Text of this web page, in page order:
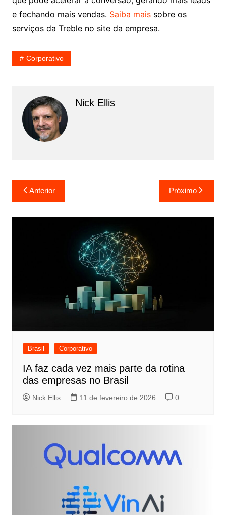
e fechando mais vendas. Saiba maissobre os
serviços da Treble no site da empresa.
Corporativo
Nick Ellis
Navegação
de
Post
Anterior Próximo
Brasil Corporativo
IA faz cada vez mais parte da rotina
das empresas no Brasil
Nick Ellis 11 de fevereiro de 2026 0